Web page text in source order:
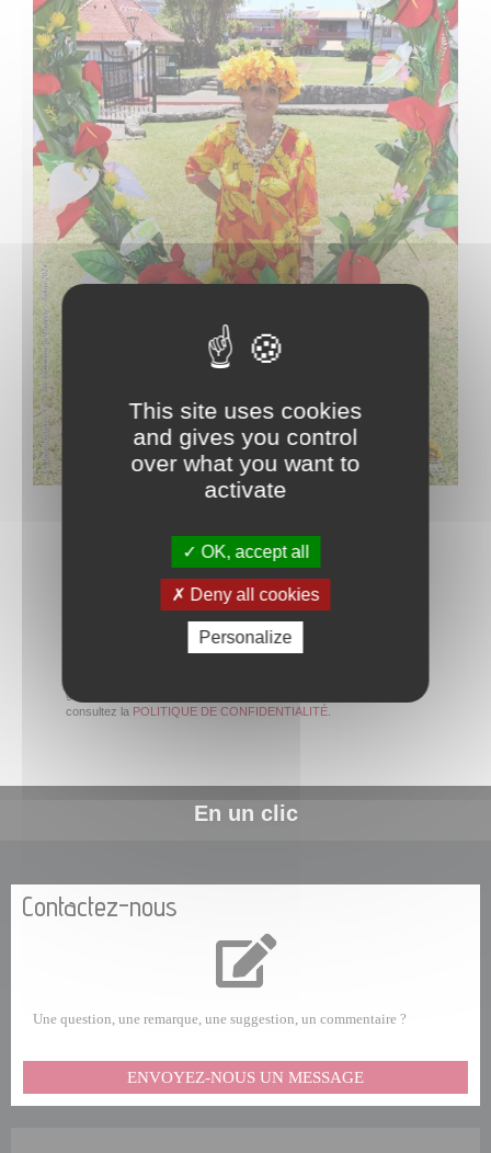
gestion de vos données personnelles et pour exercer vos droits,
consultez la POLITIQUE DE CONFIDENTIALITÉ
En un clic
Contactez-nous
Une question, une remarque, une suggestion, un commentaire ?
ENVOYEZ-NOUS UN MESSAGE
This site uses cookies
and gives you control
over what you want to
activate
OK, accept all
Deny all cookies
Personalize